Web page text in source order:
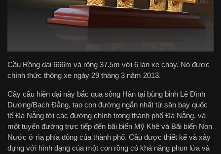
Cầu Rồng dài 666m và rộng 37.5m với 6 làn xe chạy. Nó được
chính thức thông xe ngày 29 tháng 3 năm 2013.
Cây cầu hiện đại này bắc qua sông Hàn tại bùng binh Lê Đình
Dương/Bạch Đằng, tạo con đường ngắn nhất từ sân bay quốc
tế Đà Nẵng tới các đường chính trong thành phố Đà Nẵng, và
một tuyến đường trực tiếp đến bãi biển Mỹ Khê và Bãi biển Non
Nước ở rìa phía đông của thành phố. Cầu được thiết kế và xây
dựng với hình dạng của một con rồng có khả năng phun lửa và